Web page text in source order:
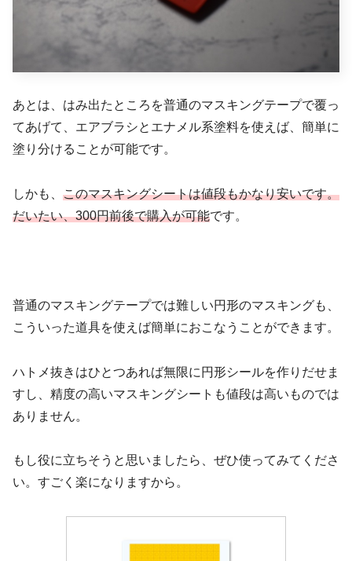
あとは、はみ出たところを普通のマスキングテープで覆っ
てあげて、エアブラシとエナメル系塗料を使えば、簡単に
塗り分けることが可能です。
しかも、 このマスキングシートは値段もかなり安いです。
だいたい、300円前後で購入が可能です。
普通のマスキングテープでは難しい円形のマスキングも、
こういった道具を使えば簡単におこなうことができます。
ハトメ抜きはひとつあれば無限に円形シールを作りだせま
すし、精度の高いマスキングシートも値段は高いものでは
ありません。
もし役に立ちそうと思いましたら、ぜひ使ってみてくださ
い。すごく楽になりますから。